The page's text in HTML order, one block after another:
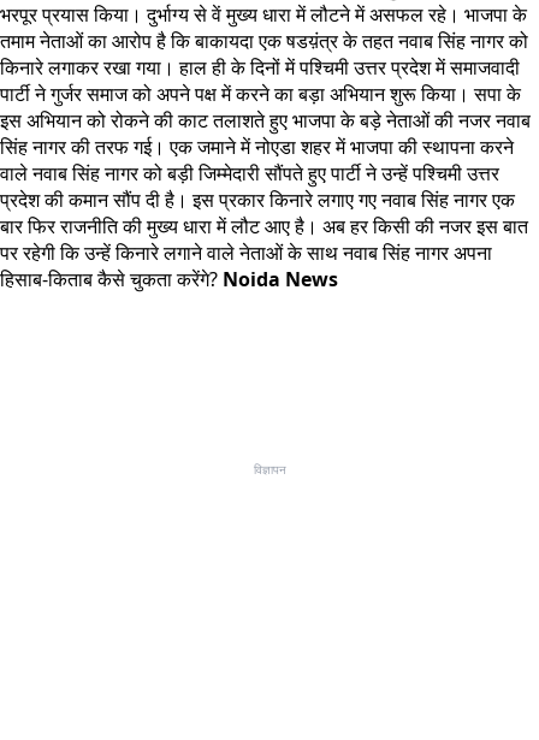
भरपूर प्रयास किया। दुर्भाग्य से वें मुख्य धारा में लौटने में असफल रहे। भाजपा के
तमाम नेताओं का आरोप है कि बाकायदा एक षडय़ंत्र के तहत नवाब सिंह नागर को
किनारे लगाकर रखा गया। हाल ही के दिनों में पश्चिमी उत्तर प्रदेश में समाजवादी
पार्टी ने गुर्जर समाज को अपने पक्ष में करने का बड़ा अभियान शुरू किया। सपा के
इस अभियान को रोकने की काट तलाशते हुए भाजपा के बड़े नेताओं की नजर नवाब
सिंह नागर की तरफ गई। एक जमाने में नोएडा शहर में भाजपा की स्थापना करने
वाले नवाब सिंह नागर को बड़ी जिम्मेदारी सौंपते हुए पार्टी ने उन्हें पश्चिमी उत्तर
प्रदेश की कमान सौंप दी है। इस प्रकार किनारे लगाए गए नवाब सिंह नागर एक
बार फिर राजनीति की मुख्य धारा में लौट आए है। अब हर किसी की नजर इस बात
पर रहेगी कि उन्हें किनारे लगाने वाले नेताओं के साथ नवाब सिंह नागर अपना
हिसाब-किताब कैसे चुकता करेंगे? Noida News
विज्ञापन